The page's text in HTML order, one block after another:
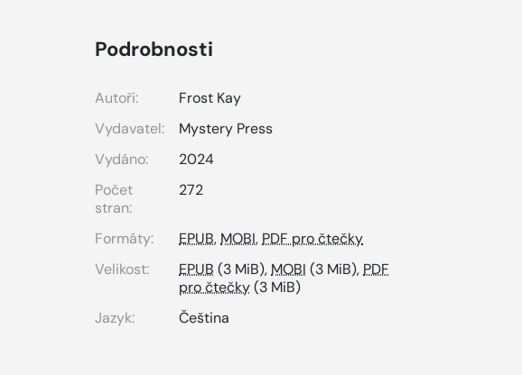
Podrobnosti
Autoři:
Frost Kay
Vydavatel:
Mystery Press
Vydáno:
2024
Počet
stran:
272
Formáty: EPUB, MOBI, PDF pro čtečky
Velikost:
EPUB (3 MiB), MOBI (3 MiB), PDF
pro čtečky(3 MiB)
Jazyk:
Čeština